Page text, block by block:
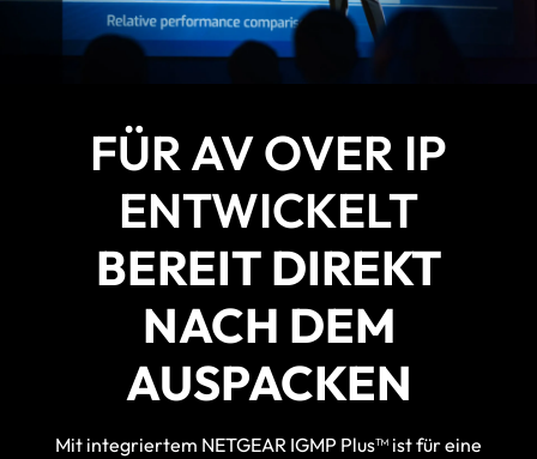
FÜR AV OVER IP
ENTWICKELT
BEREIT DIREKT
NACH DEM
AUSPACKEN
Mit integriertem NETGEAR IGMP Plus™ ist für eine